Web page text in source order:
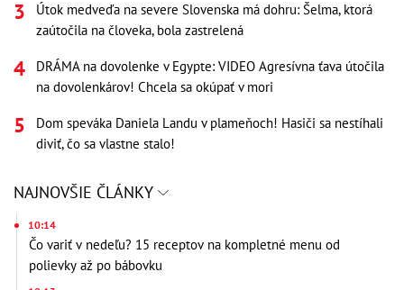
Útok medveďa na severe Slovenska má dohru: Šelma, ktorá
zaútočila na človeka, bola zastrelená
DRÁMA na dovolenke v Egypte: VIDEO Agresívna ťava útočila
na dovolenkárov! Chcela sa okúpať v mori
Dom speváka Daniela Landu v plameňoch! Hasiči sa nestíhali
diviť, čo sa vlastne stalo!
NAJNOVŠIE ČLÁNKY
10:14
Čo variť v nedeľu? 15 receptov na kompletné menu od
polievky až po bábovku